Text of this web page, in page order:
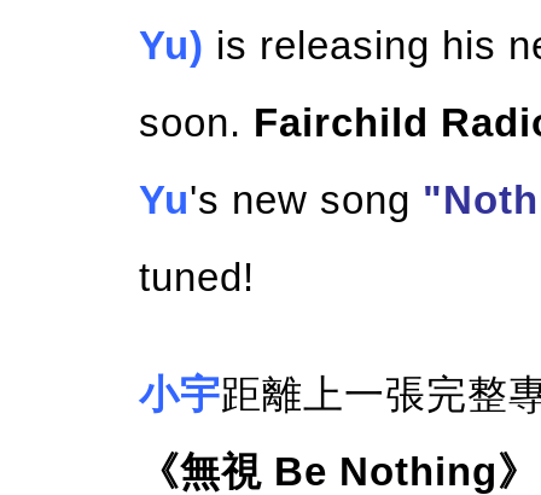
Yu) is releasing his
soon. Fairchild
Yu's new song
tuned!
小宇距離上一張完整
《無視 Be Nothing》